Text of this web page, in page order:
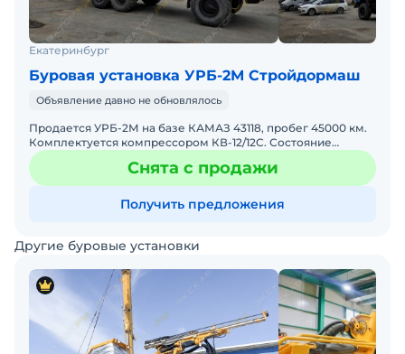
Екатеринбург
Буровая установка УРБ-2М Стройдормаш
Объявление давно не обновлялось
Продается УРБ-2М на базе КАМАЗ 43118, пробег 45000 км.
Комплектуется компрессором КВ-12/12C. Состояние
отличное. Обслуживалась своевременно. На консервации
с 20
Снята с продажи
Получить предложения
Другие буровые установки